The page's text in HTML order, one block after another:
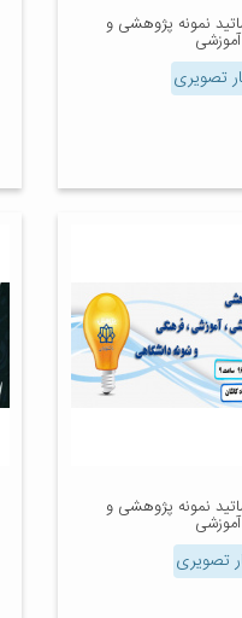
نمونه پژوهشی و
تصویری
نمونه پژوهشی و
تصویری